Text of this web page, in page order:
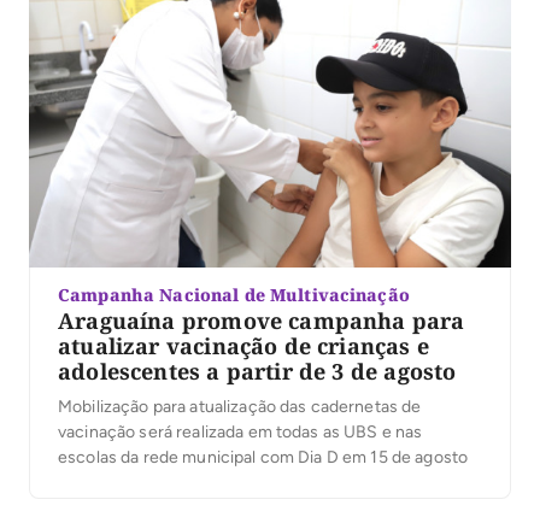
Campanha Nacional de Multivacinação
Araguaína promove campanha para
atualizar vacinação de crianças e
adolescentes a partir de 3 de agosto
Mobilização para atualização das cadernetas de
vacinação será realizada em todas as UBS e nas
escolas da rede municipal com Dia D em 15 de agosto